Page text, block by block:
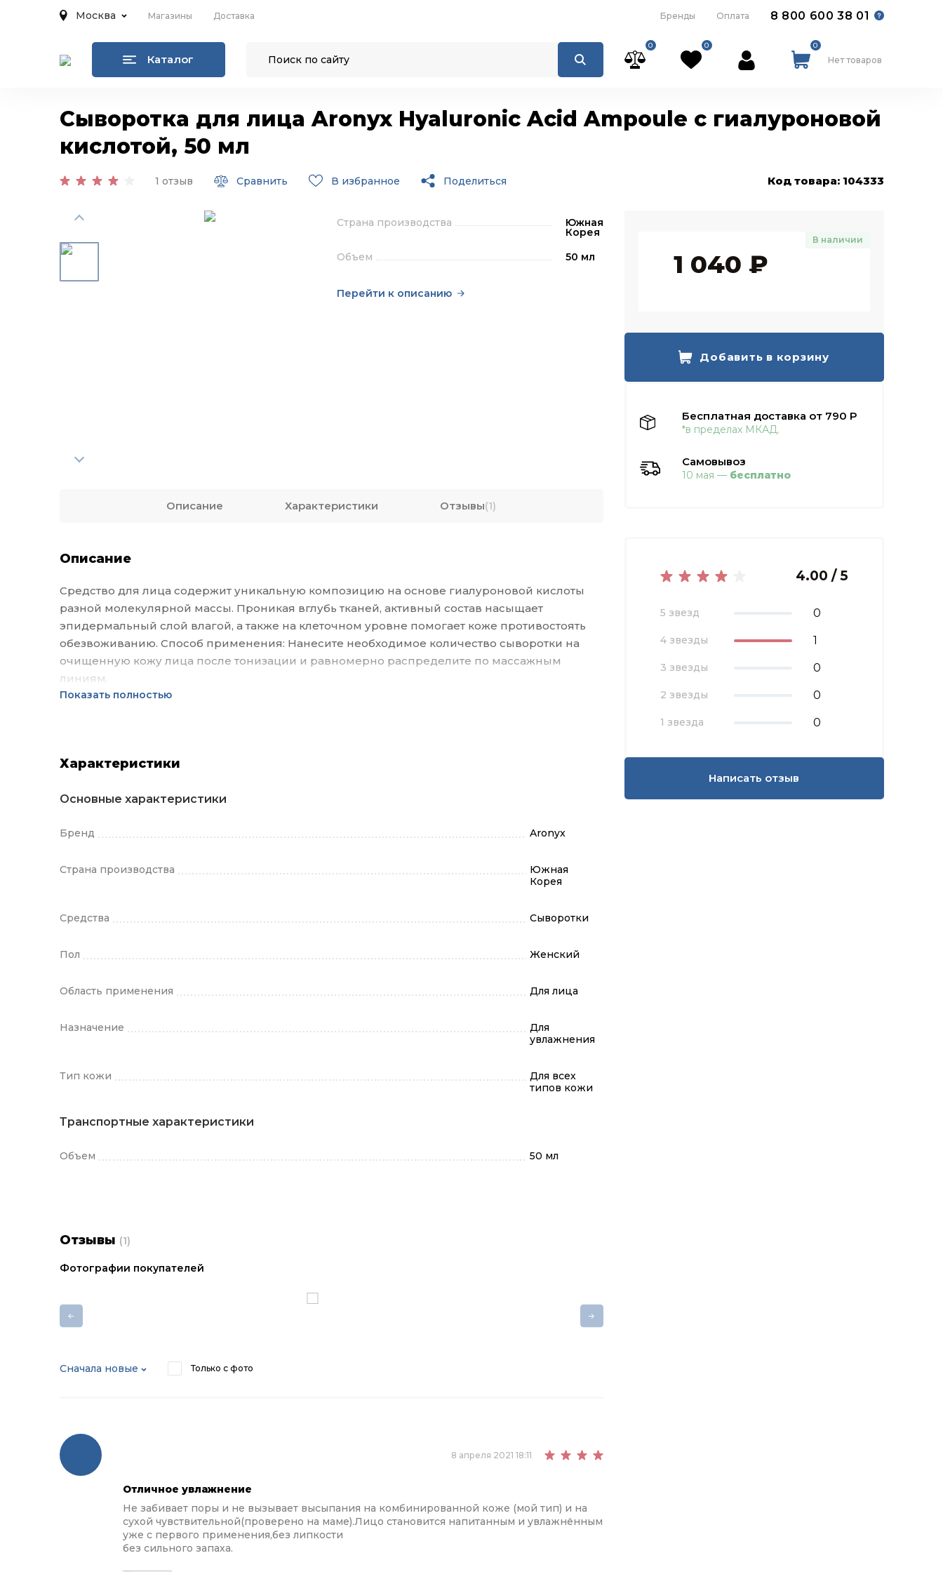
Москва Магазины Доставка Бренды Оплата 8 800 600 38 01
Каталог
0 0 0
Нет товаров
Сыворотка для лица Aronyx Hyaluronic Acid Ampoule с гиалуроновой
кислотой, 50 мл
1 отзыв Сравнить В избранное Поделиться Код товара: 104333
Страна производства Южная
Корея
Объем
50 мл
Перейти к описанию
В наличии
1 040 ₽
Добавить в корзину
Бесплатная доставка от 790 Р
*в пределах МКАД.
Самовывоз
10 мая — бесплатно
4.00 / 5
5 звезд 0
4 звезды 1
3 звезды 0
2 звезды 0
1 звезда 0
Написать отзыв
Описание Характеристики Отзывы(1)
Описание
Средство для лица содержит уникальную композицию на основе гиалуроновой кислоты
разной молекулярной массы. Проникая вглубь тканей, активный состав насыщает
эпидермальный слой влагой, а также на клеточном уровне помогает коже противостоять
обезвоживанию. Способ применения: Нанесите необходимое количество сыворотки на
очищенную кожу лица после тонизации и равномерно распределите по массажным
линиям.
Показать полностью
Характеристики
Основные характеристики
Бренд Aronyx
Страна производства
Южная
Корея
Средства Сыворотки
Пол Женский
Область применения Для лица
Назначение
Для
увлажнения
Тип кожи
Для всех
типов кожи
Транспортные характеристики
Объем 50 мл
Отзывы (1)
Фотографии покупателей
Сначала новые Только с фото
8 апреля 2021 18:11
Отличное увлажнение
Не забивает поры и не вызывает высыпания на комбинированной коже (мой тип) и на
сухой чувствительной(проверено на маме).Лицо становится напитанным и увлажнённым
уже с первого применения,без липкости
без сильного запаха.